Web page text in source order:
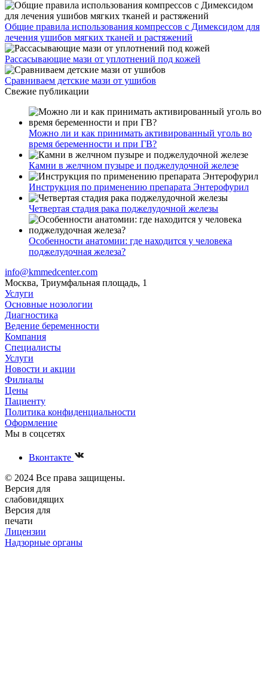
Общие правила использования компрессов с Димексидом для
лечения ушибов мягких тканей и растяжений
Рассасывающие мази от уплотнений под кожей
Сравниваем детские мази от ушибов
Свежие публикации
Можно ли и как принимать активированный уголь во
время беременности и при ГВ?
Камни в желчном пузыре и поджелудочной железе
Инструкция по применению препарата Энтерофурил
Четвертая стадия рака поджелудочной железы
Особенности анатомии: где находится у человека
поджелудочная железа?
info@kmmedcenter.com
Москва, Триумфальная площадь, 1
Услуги
Основные нозологии
Диагностика
Ведение беременности
Компания
Специалисты
Услуги
Новости и акции
Филиалы
Цены
Пациенту
Политика конфиденциальности
Оформление
Мы в соцсетях
Вконтакте
© 2024 Все права защищены.
Версия для
слабовидящих
Версия для
печати
Лицензии
Надзорные органы